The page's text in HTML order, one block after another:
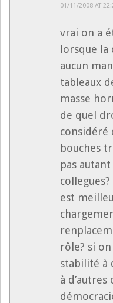
01/11/2008 AT
vrai on a
lorsque la
aucun
tableaux
masse
de quel
considéré
bouches
pas
est
rôle? si
stabilité à
à